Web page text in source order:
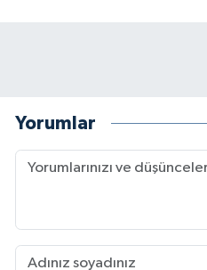
Yorumlar